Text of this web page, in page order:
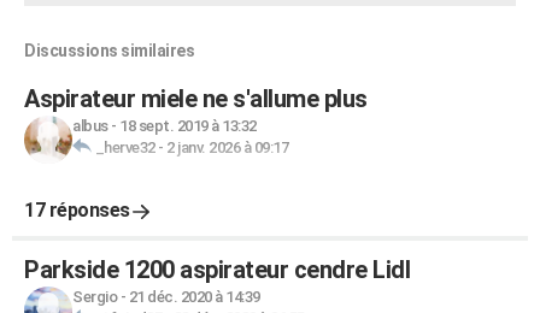
Discussions similaires
Aspirateur miele ne s'allume plus
albus- 18 sept. 2019 à 13:32
_herve32- 2 janv. 2026 à 09:17
17 réponses
Parkside 1200 aspirateur cendre Lidl
Sergio- 21 déc. 2020 à 14:39